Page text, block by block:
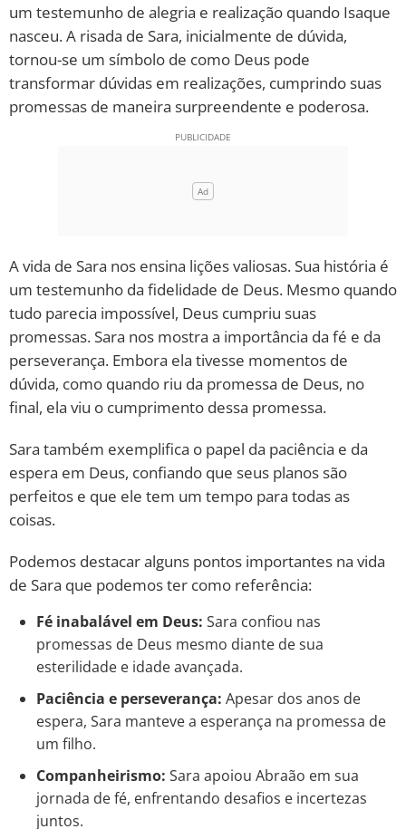
um testemunho de alegria e realização quando Isaque
nasceu. A risada de Sara, inicialmente de dúvida,
tornou-se um símbolo de como Deus pode
transformar dúvidas em realizações, cumprindo suas
promessas de maneira surpreendente e poderosa.
A vida de Sara nos ensina lições valiosas. Sua história é
um testemunho da fidelidade de Deus. Mesmo quando
tudo parecia impossível, Deus cumpriu suas
promessas. Sara nos mostra a importância da fé e da
perseverança. Embora ela tivesse momentos de
dúvida, como quando riu da promessa de Deus, no
final, ela viu o cumprimento dessa promessa.
Sara também exemplifica o papel da paciência e da
espera em Deus, confiando que seus planos são
perfeitos e que ele tem um tempo para todas as
coisas.
Podemos destacar alguns pontos importantes na vida
de Sara que podemos ter como referência:
Fé inabalável em Deus: Sara confiou nas
promessas de Deus mesmo diante de sua
esterilidade e idade avançada.
Paciência e perseverança: Apesar dos anos de
espera, Sara manteve a esperança na promessa de
um filho.
Companheirismo: Sara apoiou Abraão em sua
jornada de fé, enfrentando desafios e incertezas
juntos.